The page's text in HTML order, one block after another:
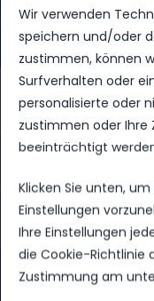
Wir verwenden
speichern und/oder
zustimmen, können
Surfverhalten oder
personalisierte oder
zustimmen oder
beeinträchtigt
Klicken Sie unten,
Einstellungen
Ihre Einstellungen
die Cookie-Richtlinie
Zustimmung am
1